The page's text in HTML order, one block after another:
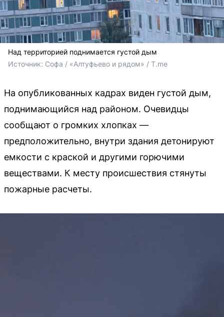
Над территорией поднимается густой дым
Источник: Софа / «Алтуфьево и рядом» / T.me
На опубликованных кадрах виден густой дым,
поднимающийся над районом. Очевидцы
сообщают о громких хлопках —
предположительно, внутри здания детонируют
емкости с краской и другими горючими
веществами. К месту происшествия стянуты
пожарные расчеты.